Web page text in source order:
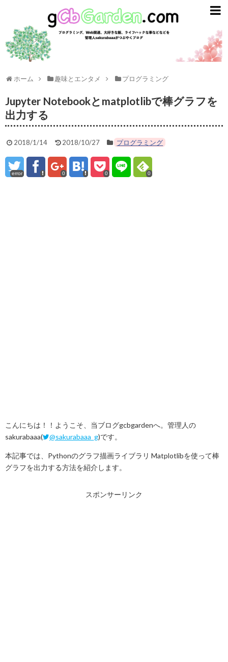
gCbGarden
ホーム 趣味とエンタメ プログラミング
Jupyter Notebookとmatplotlibで棒グラフを
出力する
2018/1/14 2018/10/27 プログラミング
error 0 0 0
こんにちは！！ようこそ、当ブログgcbgardenへ。管理人の
sakurabaaa(
@sakurabaaa_g)です。
本記事では、Pythonのグラフ描画ライブラリ Matplotlibを使って棒
グラフを出力する方法を紹介します。
スポンサーリンク
ライフスタイル
ガジェット
ライフハック
資産運用
英語
趣味とエンタメ
プログラミング
サイトマップ